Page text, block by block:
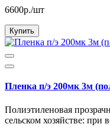
6600р./шт
Купить
Пленка п/э 200мк 3м
Полиэтиленовая
сельском хозяйстве: при